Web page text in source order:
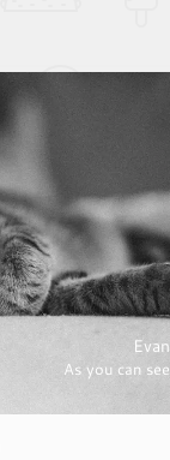
Evan
As you can see